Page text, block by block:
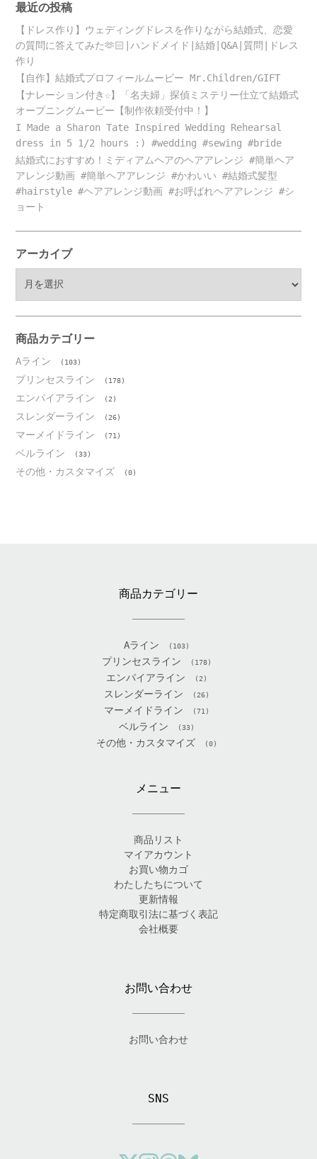
最近の投稿
【ドレス作り】ウェディングドレスを作りながら結婚式、恋愛
の質問に答えてみた🫶🏻|ハンドメイド|結婚|Q&A|質問|ドレス
作り
【自作】結婚式プロフィールムービー Mr.Children/GIFT
【ナレーション付き☆】「名夫婦」探偵ミステリー仕立て結婚式
オープニングムービー【制作依頼受付中！】
I Made a Sharon Tate Inspired Wedding Rehearsal
dress in 5 1/2 hours :) #wedding #sewing #bride
結婚式におすすめ！ミディアムヘアのヘアアレンジ #簡単ヘア
アレンジ動画 #簡単ヘアアレンジ #かわいい #結婚式髪型
#hairstyle #ヘアアレンジ動画 #お呼ばれヘアアレンジ #シ
ョート
アーカイブ
ブ
商品カテゴリー
Aライン (103)
プリンセスライン (178)
エンパイアライン (2)
スレンダーライン (26)
マーメイドライン (71)
ベルライン (33)
その他・カスタマイズ (0)
商品カテゴリー
Aライン (103)
プリンセスライン (178)
エンパイアライン (2)
スレンダーライン (26)
マーメイドライン (71)
ベルライン (33)
その他・カスタマイズ (0)
メニュー
商品リスト
マイアカウント
お買い物カゴ
わたしたちについて
更新情報
特定商取引法に基づく表記
会社概要
お問い合わせ
お問い合わせ
SNS